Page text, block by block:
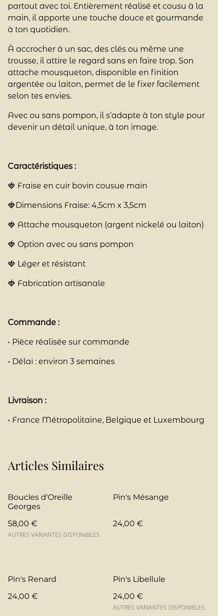
partout avec toi. Entièrement réalisé et cousu à la
main, il apporte une touche douce et gourmande
à ton quotidien.
À accrocher à un sac, des clés ou même une
trousse, il attire le regard sans en faire trop. Son
attache mousqueton, disponible en finition
argentée ou laiton, permet de le fixer facilement
selon tes envies.
Avec ou sans pompon, il s’adapte à ton style pour
devenir un détail unique, à ton image.
Caractéristiques :
🍓 Fraise en cuir bovin cousue main
🍓Dimensions Fraise: 4,5cm x 3,5cm
🍓 Attache mousqueton (argent nickelé ou laiton)
🍓 Option avec ou sans pompon
🍓 Léger et résistant
🍓 Fabrication artisanale
Commande :
• Pièce réalisée sur commande
• Délai : environ 3 semaines
Livraison :
• France Métropolitaine, Belgique et Luxembourg
Articles Similaires
Boucles d'Oreille
Georges
58,00 €
AUTRES VARIANTES DISPONIBLES
Pin's Mésange
24,00 €
Pin's Renard
24,00 €
Pin's Libellule
24,00 €
AUTRES VARIANTES DISPONIBLES